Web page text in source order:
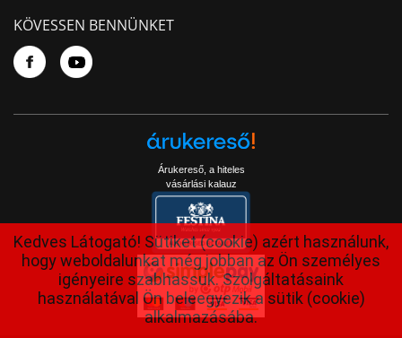
KÖVESSEN BENNÜNKET
Árukereső, a hiteles
vásárlási kalauz
Kedves Látogató! Sütiket (cookie) azért használunk,
hogy weboldalunkat még jobban az Ön személyes
igényeire szabhassuk. Szolgáltatásaink
használatával Ön beleegyezik a sütik (cookie)
alkalmazásába.